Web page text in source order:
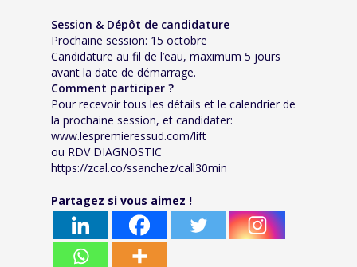
Session & Dépôt de candidature
Prochaine session: 15 octobre
Candidature au fil de l’eau, maximum 5 jours
avant la date de démarrage.
Comment participer ?
Pour recevoir tous les détails et le calendrier de
la prochaine session, et candidater:
www.lespremieressud.com/lift
ou RDV DIAGNOSTIC
https://zcal.co/ssanchez/call30min
Partagez si vous aimez !